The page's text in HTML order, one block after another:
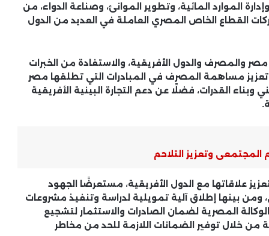
الموارد المائية، وتطوير الموانئ، وصناعة الدواء، من
القطاع الخاص المصري العاملة في العديد من الدول
والمصرف والدول الأفريقية، والاستفادة من الخبرات
تعزيز مساهمة المصرف في المبادرات التي تطلقها مصر
وبناء القدرات، فضلًا عن دعم التجارة البينية الأفريقية
المجتمعى وتعزيز التلاحم
علاقاتها مع الدول الأفريقية، مستعرضًا الجهود
ومن بينها إطلاق آلية تمويلية لدراسة وتنفيذ مشروعات
المصرية لضمان الصادرات والاستثمار لتشجيع
من خلال توفير الضمانات اللازمة للحد من مخاطر
طقس اليوم في مصر.. الأرصاد تكشف
مناطق السحب الممطرة والأتربة